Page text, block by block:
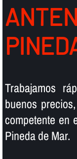
Trabajamos
buenos
competente en
Pineda de Mar.